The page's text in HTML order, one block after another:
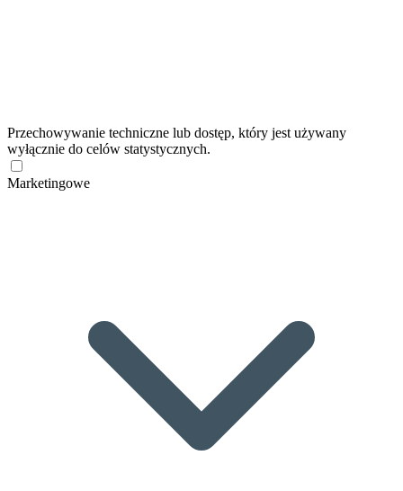
Przechowywanie techniczne lub dostęp, który jest używany
wyłącznie do celów statystycznych.
Marketingowe